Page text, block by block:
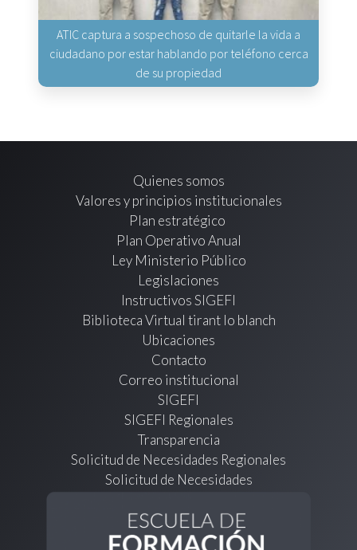
ATIC captura a sospechoso de quitarle la vida a
ciudadano por estar hablando por teléfono cerca
de su propiedad
Quienes somos
Valores y principios institucionales
Plan estratégico
Plan Operativo Anual
Ley Ministerio Público
Legislaciones
Instructivos SIGEFI
Biblioteca Virtual tirant lo blanch
Ubicaciones
Contacto
Correo institucional
SIGEFI
SIGEFI Regionales
Transparencia
Solicitud de Necesidades Regionales
Solicitud de Necesidades